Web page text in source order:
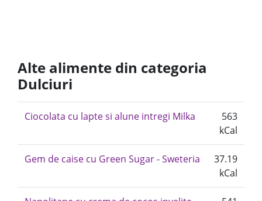
Alte alimente din categoria
Dulciuri
Ciocolata cu lapte si alune intregi Milka
563
kCal
Gem de caise cu Green Sugar - Sweteria
37.19
kCal